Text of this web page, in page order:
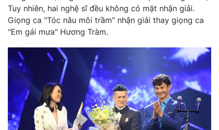
® Cấm sao chép dưới mọi hình thức nếu không có sự chấp
Tuy nhiên, hai nghệ sĩ đều không có mặt nhận giải.
Giọng ca "Tóc nâu môi trầm" nhận giải thay giọng ca
"Em gái mưa" Hương Tràm.